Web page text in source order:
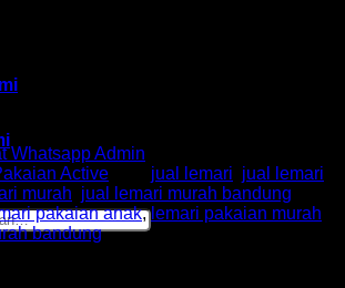
Whatsapp Admin
Active jual lemari jual lemari
murah jual lemari murah bandung
pakaian anak, lemari pakaian murah
bandung